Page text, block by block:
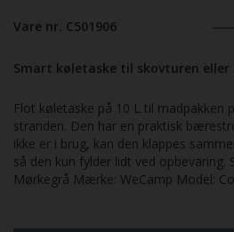
Vare nr. C501906
Smart køletaske til skovturen eller
Flot køletaske på 10 L til madpakken
stranden. Den har en praktisk
ikke er i brug, kan den klappes
så den kun fylder lidt ved opbevaring.
Mørkegrå Mærke: WeCamp Model: